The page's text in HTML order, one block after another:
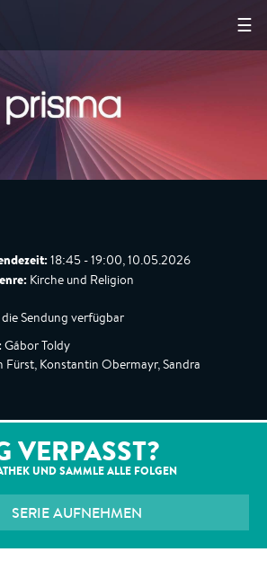
☰
18:45 - 19:00, 10.05.2026
Kirche und Religion
Sendung verfügbar
Gábor Toldy
Fürst, Konstantin Obermayr, Sandra
VERPASST?
UND SAMMLE ALLE FOLGEN
SERIE AUFNEHMEN